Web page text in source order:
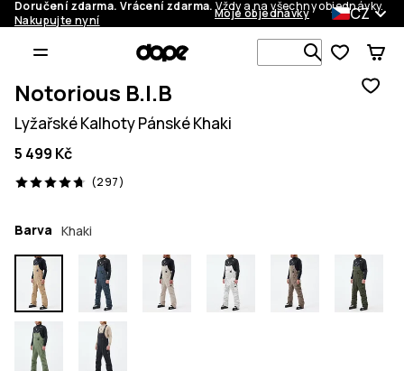
Doručení zdarma. Vrácení zdarma.Vždy a na všechny objednávky.
Nakupujte nyní
Moje objednávky CZ
Vyhledávej
Notorious B.I.B
Lyžařské Kalhoty Pánské Khaki
5 499 Kč
(297)
297 recenze, 4.7/5
Barva Khaki